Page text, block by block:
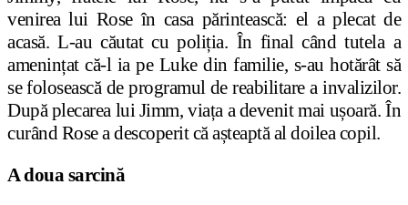
venirea lui Rose în casa părintească: el a plecat de
acasă. L-au căutat cu poliția. În final când tutela a
amenințat că-l ia pe Luke din familie, s-au hotărât să
se folosească de programul de reabilitare a invalizilor.
După plecarea lui Jimm, viața a devenit mai ușoară. În
curând Rose a descoperit că așteaptă al doilea copil.
A doua sarcină